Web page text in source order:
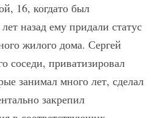
16, когда­то был
назад ему придали статус
жилого дома. Сергей
соседи, приватизировал
занимал много лет, сделал
закрепил